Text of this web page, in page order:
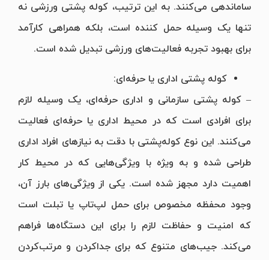
ساماندهی می‌کنند. به این ترتیب، کوله پشتی ورزشی نه
تنها یک وسیله حمل کننده است، بلکه همراهی کارآمد
برای بهبود تجربه فعالیت‌های ورزشی تبدیل شده است.
کوله پشتی اداری یا حرفه‌ای:
– کوله پشتی سازمانی و اداری حرفه‌ای، یک وسیله لازم
برای افرادی است که در محیط اداری یا حرفه‌ای فعالیت
می‌کنند. این نوع کوله‌پشتی با دقت به نیازهای افراد اداری
طراحی شده و به ویژه با ویژگی‌هایی که در محیط کار
اهمیت دارد مجهز شده است. یکی از ویژگی‌های بارز آن،
وجود محفظه مخصوص برای حمل لپ‌تاپ یا تبلت است
که امنیت و حفاظت لازم را برای این دستگاه‌ها فراهم
می‌کند. جیب‌های متنوع که برای جداکردن و مرتب‌کردن